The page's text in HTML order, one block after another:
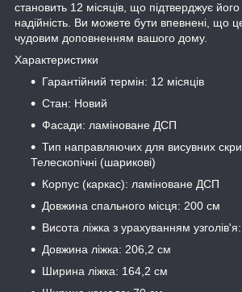
становить 12 місяців, що підтверджує його
надійність. Ви можете бути впевнені, що
чудовим доповненням вашого дому.
Характеристики
Гарантійний термін: 12 місяців
Стан: Новий
Фасади: ламіноване ДСП
Тип направляючих для висувних
Телескопічні (шарикові)
Корпус (каркас): ламіноване ДСП
Довжина спального місця: 200 см
Висота ліжка з урахуванням
Довжина ліжка: 206,2 см
Ширина ліжка: 164,2 см